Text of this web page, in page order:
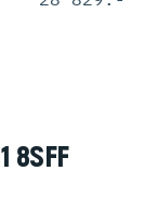
8SFF